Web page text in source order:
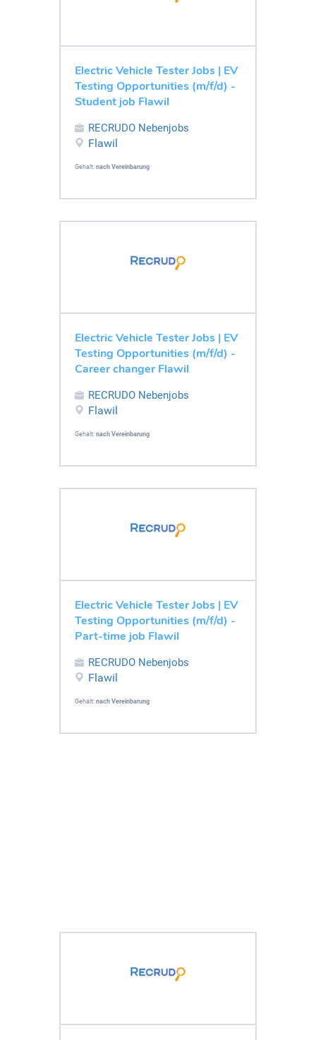
Electric Vehicle Tester Jobs | EV
Testing Opportunities (m/f/d) -
Student job Flawil
RECRUDO Nebenjobs
Flawil
Gehalt: nach Vereinbarung
Electric Vehicle Tester Jobs | EV
Testing Opportunities (m/f/d) -
Career changer Flawil
RECRUDO Nebenjobs
Flawil
Gehalt: nach Vereinbarung
Electric Vehicle Tester Jobs | EV
Testing Opportunities (m/f/d) -
Part-time job Flawil
RECRUDO Nebenjobs
Flawil
Gehalt: nach Vereinbarung